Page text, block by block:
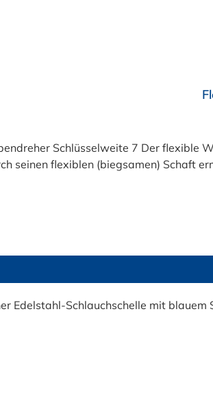
Schlüsselweite 7 Der flexible
seinen flexiblen (biegsamen) Schaft